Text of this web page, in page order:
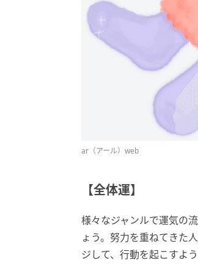
ar（アール）web
【全体運】
様々なジャンルで運気の
ょう。努力を重ねてきた
ジして、行動を起こすよう